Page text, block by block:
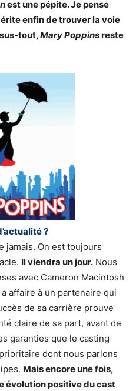
est une pépite. Je pense
enfin de trouver la voie
tout,Mary Poppinsreste
?
jamais. On est toujours
Il viendra un jour. Nous
avec Cameron Macintosh
affaire à un partenaire qui
de sa carrière prouve
claire de sa part, avant de
garanties que le casting
dont nous parlons
Mais encore une fois,
évolution positive du cast